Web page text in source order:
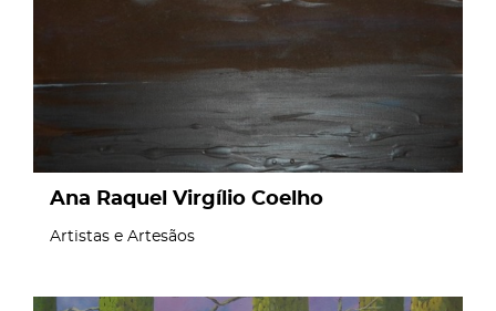
Ana Raquel Virgílio Coelho
Artistas e Artesãos